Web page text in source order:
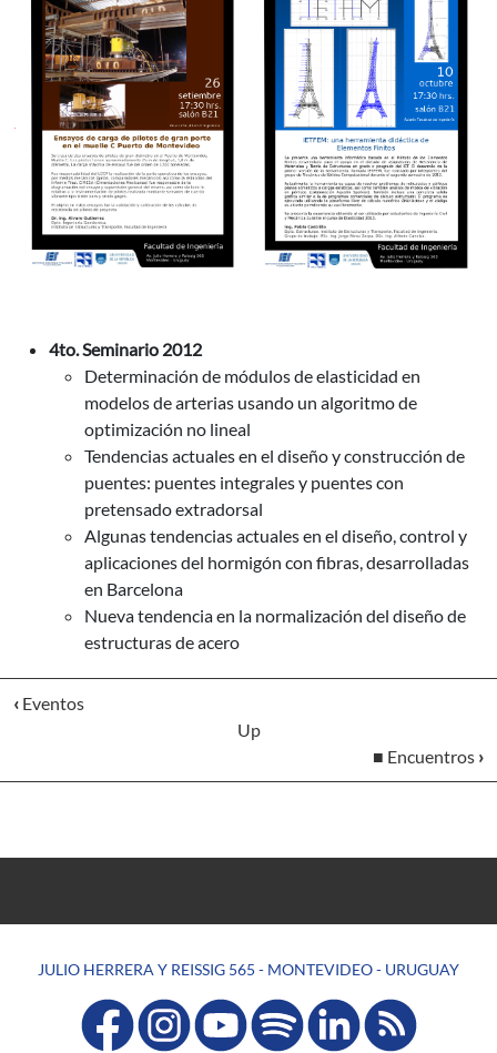
4to. Seminario 2012
Determinación de módulos de elasticidad en
modelos de arterias usando un algoritmo de
optimización no lineal
Tendencias actuales en el diseño y construcción de
puentes: puentes integrales y puentes con
pretensado extradorsal
Algunas tendencias actuales en el diseño, control y
aplicaciones del hormigón con fibras, desarrolladas
en Barcelona
Nueva tendencia en la normalización del diseño de
estructuras de acero
‹ Eventos
Up
■ Encuentros ›
JULIO HERRERA Y REISSIG 565 - MONTEVIDEO - URUGUAY